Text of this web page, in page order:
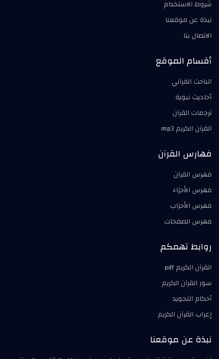
شروط الاستخدام
نبذة عن موقعنا
الاتصال بنا
أقسام الموقع
الباحث القرآني
أحاديث نبوية
ترجمات القرآن
القرآن الكريم mp3
فهارس القرآن
فهرس القرآن
فهرس الأجزاء
فهرس الأحزاب
فهرس الصفحات
روابط تهمكم
القرآن الكريم pdf
سور القرآن الكريم
أحكام التجويد
إعراب القرآن الكريم
نبذة عن موقعنا